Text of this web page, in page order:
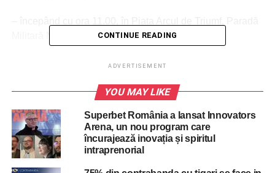
– între orele 19.00-22.00, solemnitatea retragerii cu torțe
Cal. Victoriei, Bd. Regina Elisabeta – Bd. Mihail
– Str. Profesor Doctor Gheorghe Marinescu – Șos.
Cotroceni – Bd. Iuliu Maniu – Bd.General Paul
Teodorescu – Bd.Timișoara – sediul Brigăzii 30 Gardă.
CONTINUE READING
ADVERTISEMENT
YOU MAY LIKE
Superbet România a lansat Innovators
Arena, un nou program care
încurajează inovația și spiritul
intraprenorial